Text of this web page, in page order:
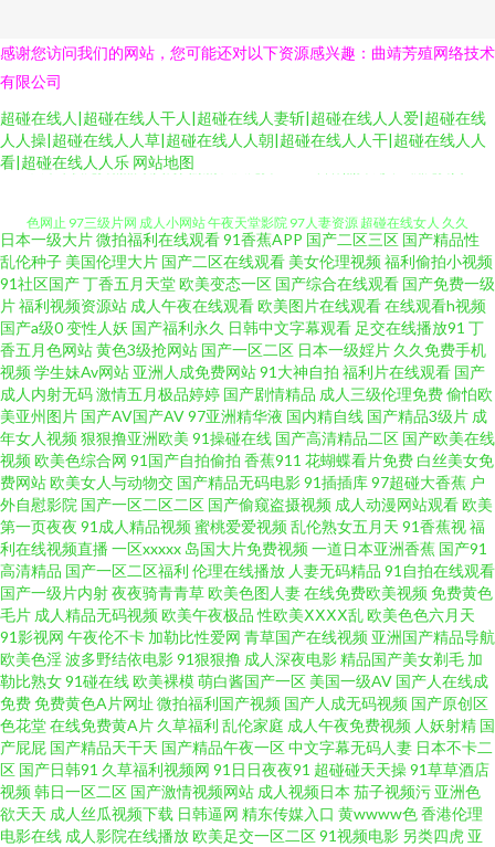
感谢您访问我们的网站，您可能还对以下资源感兴趣：曲靖芳殖网络技术
有限公司
超碰在线人|超碰在线人干人|超碰在线人妻斩|超碰在线人人爱|超碰在线
人人操|超碰在线人人草|超碰在线人人朝|超碰在线人人干|超碰在线人人
看|超碰在线人人乐 网站地图
久草午夜免费精品 欧美另类激情 久久免费一二三 日韩熟女成人 亚洲免费黄
深夜福利 色婷婷成人网址 91香蕉网 丝袜足交在线视频 俺也去色色 欧美啪在
线 微拍1024 操碰人人 精品国语逼 日本蜜桃视频二区 午夜精品久久99 欧美韩
精品 综合另类精品av 成人在线免费在线 欧美一A一片传媒 天天搞穴 亚洲超清
有码 avav亚洲 免费操性逼色 91n处女在线 成人免费在线看 久草性视频 青青
操影院 性爱超碰 av不卡不伦 成人午夜剧场福利 美女变态网站 日韩A级片 视
频爱肏屄的肉棒 亚洲情色1区2区 俺去也电影院 国产AB高清 欧美城a 天堂Av
网导航 亚洲黄页网址大全 变态另类影音 国产人妖ts伪娘 欧美日AB 色婷婷福
利导航 91视色 超碰97国产 大香蕉福利社 久久丁香五月 欧美影音 在线看91
91熟女爱爱 超碰人人摸人人操 久久精品福利导航 日本黄碟视频直播 亚洲操
逼图片网 91极速视频 国产28页 精品久久九九 日韩高清无码破解 亚洲三级电
91网站在线播放 国产久久 久久天天伊人 亚洲成人艺术网 91视频登陆 福利社
日本一级大片微拍福利在线观看91香蕉APP 国产二区三区 国产精品性
乱伦种子 美国伦理大片 国产二区在线观看 美女伦理视频福利偷拍小视频
91社区国产丁香五月天堂欧美变态一区 国产综合在线观看 国产免费一级
片福利视频资源站 成人午夜在线观看欧美图片在线观看在线观看h视频
国产a级0变性人妖 国产福利永久 日韩中文字幕观看 足交在线播放91 丁
香五月色网站黄色3级抢网站 国产一区二区 日本一级婬片 久久免费手机
视频学生妹Av网站 亚洲人成免费网站91大神自拍 福利片在线观看 国产
成人内射无码激情五月极品婷婷 国产剧情精品 成人三级伦理免费偷怕欧
美亚州图片 国产AV国产AV97亚洲精华液 国内精自线 国产精品3级片 成
年女人视频狠狠撸亚洲欧美 91操碰在线 国产高清精品二区 国产欧美在线
视频欧美色综合网 91国产自拍偷拍 香蕉911 花蝴蝶看片免费 白丝美女免
费网站欧美女人与动物交 国产精品无码电影91插插库97超碰大香蕉 户
外自慰影院 国产一区二区二区 国产偷窥盗摄视频 成人动漫网站观看欧美
第一页夜夜 91成人精品视频蜜桃爱爱视频乱伦熟女五月天 91香蕉视福
利在线视频直播 一区xxxxx 岛国大片免费视频一道日本亚洲香蕉 国产91
高清精品 国产一区二区福利 伦理在线播放 人妻无码精品 91自拍在线观看
国产一级片内射夜夜骑青青草欧美色图人妻在线免费欧美视频免费黄色
毛片 成人精品无码视频欧美午夜极品 性欧美ⅩⅩⅩⅩ乱欧美色色六月天
91影视网 午夜伦不卡 加勒比性爱网 青草国产在线视频 亚洲国产精品导航
欧美色淫波多野结依电影91狠狠撸 成人深夜电影精品国产美女剃毛 加
勒比熟女91碰在线欧美裸模萌白酱国产一区 美国一级AV 国产人在线成
免费免费黄色A片网址 微拍福利国产视频 国产人成无码视频 国产原创区
色花堂在线免费黄A片 久草福利 乱伦家庭 成人午夜免费视频 人妖射精 国
产屁屁 国产精品天干天 国产精品午夜一区中文字幕无码人妻 日本不卡二
区 国产日韩91 久草福利视频网 91日日夜夜91 超碰碰天天操91草草酒店
视频韩日一区二区 国产激情视频网站 成人视频日本 茄子视频污 亚洲色
欲天天 成人丝瓜视频下载 日韩逼网 精东传媒入口 黄wwww色香港伦理
电影在线 成人影院在线播放欧美足交一区二区91视频电影 另类四虎 亚